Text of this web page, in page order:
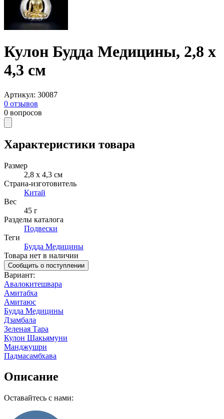
Кулон Будда Медицины, 2,8 x
4,3 см
Артикул: 30087
0 отзывов
0 вопросов
Характеристики товара
Размер
2,8 x 4,3 см
Страна-изготовитель
Китай
Вес
45 г
Разделы каталога
Подвески
Теги
Будда Медицины
Товара нет в наличии
Сообщить о поступлении
Вариант:
Авалокитешвара
Амитабха
Амитаюс
Будда Медицины
Дзамбала
Зеленая Тара
Кулон Шакьямуни
Манджушри
Падмасамбхава
Описание
Оставайтесь с нами: